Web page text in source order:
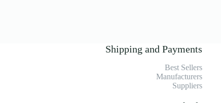
Shipping and Payments
Best Sellers
Manufacturers
Suppliers